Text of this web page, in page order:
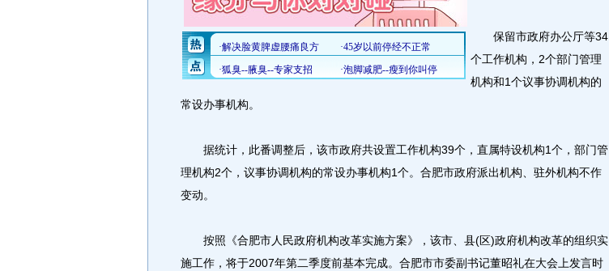
保留市政府办公厅等34
个工作机构，2个部门管理
机构和1个议事协调机构的
常设办事机构。
据统计，此番调整后，该市政府共设置工作机构39个，直属特设机构1个，部门管
理机构2个，议事协调机构的常设办事机构1个。合肥市政府派出机构、驻外机构不作
变动。
按照《合肥市人民政府机构改革实施方案》，该市、县(区)政府机构改革的组织实
施工作，将于2007年第二季度前基本完成。合肥市市委副书记董昭礼在大会上发言时